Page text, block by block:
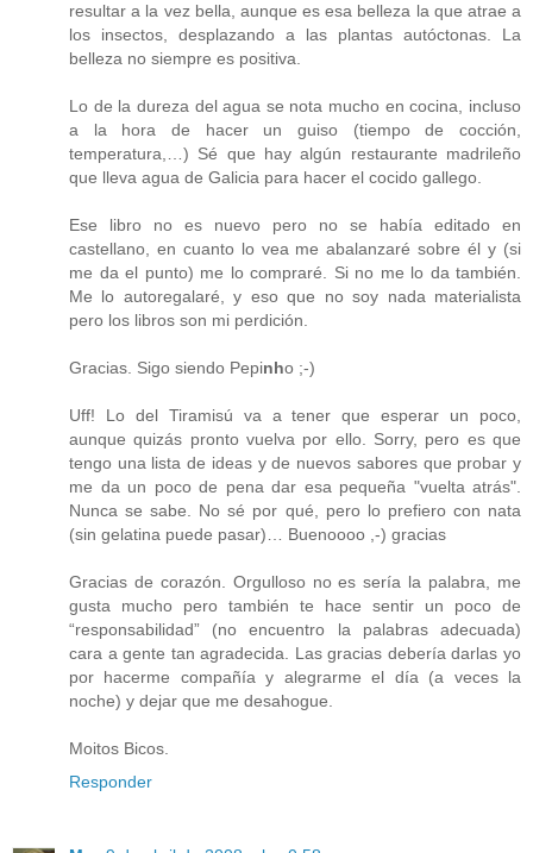
resultar a la vez bella, aunque es esa belleza la que atrae a
los insectos, desplazando a las plantas autóctonas. La
belleza no siempre es positiva.
Lo de la dureza del agua se nota mucho en cocina, incluso
a la hora de hacer un guiso (tiempo de cocción,
temperatura,…) Sé que hay algún restaurante madrileño
que lleva agua de Galicia para hacer el cocido gallego.
Ese libro no es nuevo pero no se había editado en
castellano, en cuanto lo vea me abalanzaré sobre él y (si
me da el punto) me lo compraré. Si no me lo da también.
Me lo autoregalaré, y eso que no soy nada materialista
pero los libros son mi perdición.
Gracias. Sigo siendo Pepinho ;-)
Uff! Lo del Tiramisú va a tener que esperar un poco,
aunque quizás pronto vuelva por ello. Sorry, pero es que
tengo una lista de ideas y de nuevos sabores que probar y
me da un poco de pena dar esa pequeña "vuelta atrás".
Nunca se sabe. No sé por qué, pero lo prefiero con nata
(sin gelatina puede pasar)… Buenoooo ,-) gracias
Gracias de corazón. Orgulloso no es sería la palabra, me
gusta mucho pero también te hace sentir un poco de
“responsabilidad” (no encuentro la palabras adecuada)
cara a gente tan agradecida. Las gracias debería darlas yo
por hacerme compañía y alegrarme el día (a veces la
noche) y dejar que me desahogue.
Moitos Bicos.
Responder